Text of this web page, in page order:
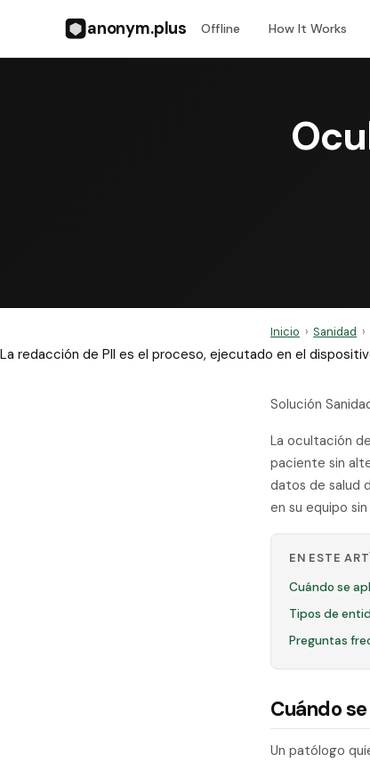
anonym.plus Offline How It Works
Inicio › Sanidad ›
La redacción de PII es el proceso, ejecutado en el
Solución
La ocultación
paciente sin
datos de salud
en su equipo
EN ESTE
Cuándo se
Tipos de
Preguntas
Cuándo
Un patólogo